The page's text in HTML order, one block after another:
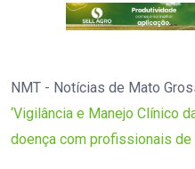
NMT - Notícias de Mato
‘Vigilância e Manejo Clínico
doença com profissionais de